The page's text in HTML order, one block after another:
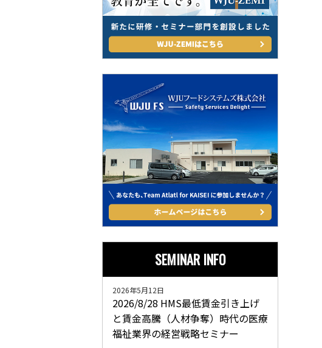
SEMINAR INFO
2026/8/28 HMS最低賃金引き上げ
と賃金高騰（人材争奪）時代の医療
福祉業界の経営戦略セミナー
2026年5月12日